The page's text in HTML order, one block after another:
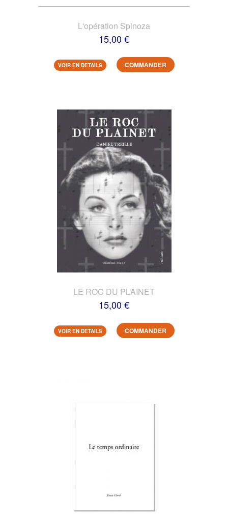
L'opération Spinoza
15,00 €
VOIR EN DETAILS COMMANDER
LE ROC DU PLAINET
15,00 €
VOIR EN DETAILS COMMANDER